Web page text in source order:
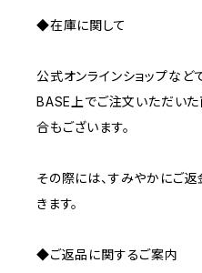
◆在庫に関して
公式オンラインショップなど
BASE上でご注文いただい
合もございます。
その際には、すみやかにご
きます。
◆ご返品に関するご案内